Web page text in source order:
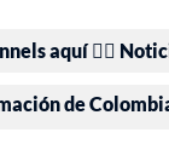
aquí 👉🏻
de